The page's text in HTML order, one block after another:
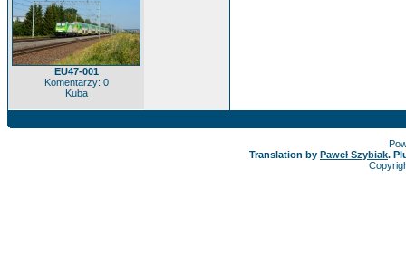
EU47-001
Komentarzy: 0
Kuba
Translation by Paweł Szybiak.